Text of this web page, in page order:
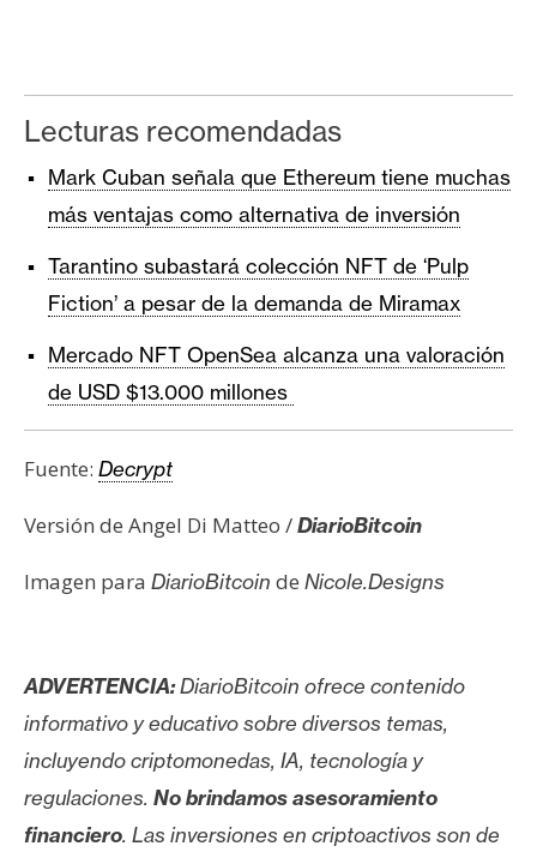
Lecturas recomendadas
Mark Cuban señala que Ethereum tiene muchas
más ventajas como alternativa de inversión
Tarantino subastará colección NFT de ‘Pulp
Fiction’ a pesar de la demanda de Miramax
Mercado NFT OpenSea alcanza una valoración
de USD $13.000 millones
Fuente: Decrypt
Versión de Angel Di Matteo /DiarioBitcoin
Imagen para DiarioBitcoin de Nicole.Designs
ADVERTENCIA:DiarioBitcoin ofrece contenido
informativo y educativo sobre diversos temas,
incluyendo criptomonedas, IA, tecnología y
regulaciones. No brindamos asesoramiento
financiero. Las inversiones en criptoactivos son de